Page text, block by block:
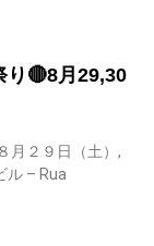
り🔴8月29,30
２９日（土）,
– Rua